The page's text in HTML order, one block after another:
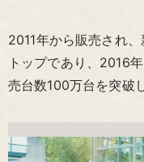
2011年から販売され
トップであり、2016
売台数100万台を突破